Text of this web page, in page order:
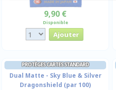
9,90 €
Disponible
PROTÈGES CARTES STANDARD
Dual Matte - Sky Blue & Silver
Dragonshield (par 100)